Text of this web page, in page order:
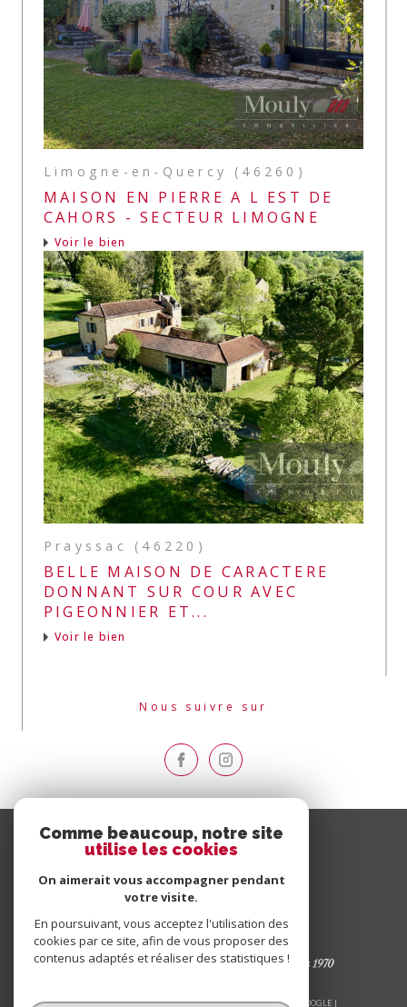
Limogne-en-Quercy (46260)
MAISON EN PIERRE A L EST DE
CAHORS - SECTEUR LIMOGNE
Voir le bien
Prayssac (46220)
BELLE MAISON DE CARACTERE
DONNANT SUR COUR AVEC
PIGEONNIER ET...
Voir le bien
Nous suivre sur
© 2026 | TOUS DROITS RÉSERVÉS | TRADUCTION POWERED BY GOOGLE |
Comme beaucoup, notre site
utilise les cookies
On aimerait vous accompagner pendant
votre visite.
En poursuivant, vous acceptez l'utilisation des
cookies par ce site, afin de vous proposer des
contenus adaptés et réaliser des statistiques !